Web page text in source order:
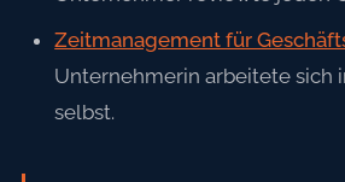
Zeitmanagement für
Unternehmerin arbeitete sich
selbst.